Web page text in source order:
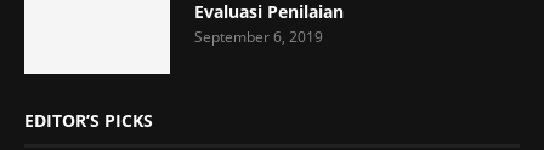
Evaluasi Penilaian
September 6, 2019
EDITOR’S PICKS